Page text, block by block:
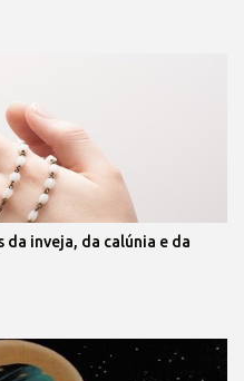
da inveja, da calúnia e da